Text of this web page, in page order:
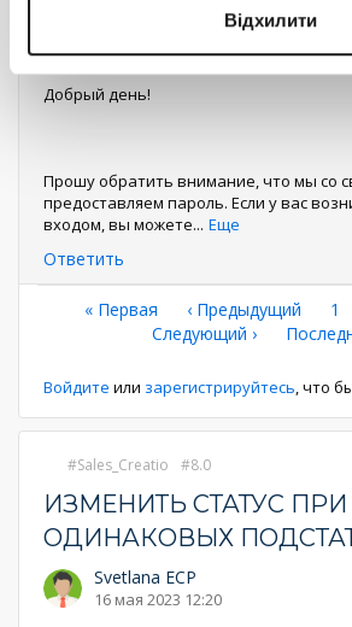
Відхилити
23 мая 2023 12:36
0
Добрый день!
Прошу обратить внимание, что мы со
предоставляем пароль. Если у вас
входом, вы можете... Еще
Ответить
Нумерация
страниц
Первая
страница
« Первая ←
‹ Предыдущий 1
Следующая
Следующий ›
Войдите или зарегистрируйтесь, что
Sales_Creatio 8.0
ИЗМЕНИТЬ СТАТУС ПРИ
ОДИНАКОВЫХ
Svetlana ECP
16 мая 2023 12:20